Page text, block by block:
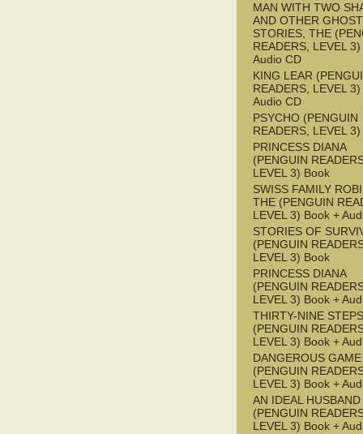
MAN WITH TWO
AND OTHER GHOST
STORIES, THE
READERS, LEVEL
Audio CD
KING LEAR
READERS, LEVEL
Audio CD
PSYCHO (PENGUIN
READERS, LEVEL
PRINCESS DIANA
(PENGUIN
LEVEL 3) Book
SWISS FAMILY
THE (PENGUIN
LEVEL 3) Book +
STORIES OF
(PENGUIN
LEVEL 3) Book
PRINCESS DIANA
(PENGUIN
LEVEL 3) Book +
THIRTY-NINE
(PENGUIN
LEVEL 3) Book +
DANGEROUS GAME
(PENGUIN
LEVEL 3) Book +
AN IDEAL HUSBAND
(PENGUIN
LEVEL 3) Book +